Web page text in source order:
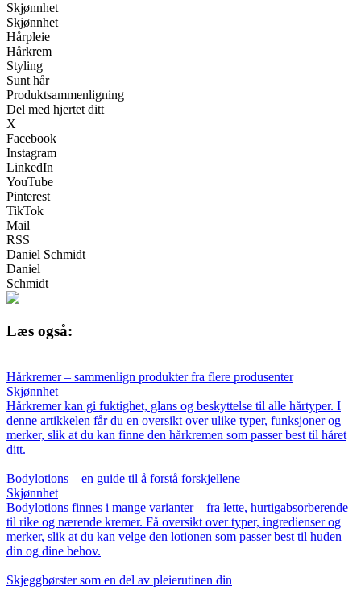
Skjønnhet
Skjønnhet
Hårpleie
Hårkrem
Styling
Sunt hår
Produktsammenligning
Del med hjertet ditt
X
Facebook
Instagram
LinkedIn
YouTube
Pinterest
TikTok
Mail
RSS
Daniel Schmidt
Daniel
Schmidt
Læs også:
Hårkremer – sammenlign produkter fra flere produsenter
Skjønnhet
Hårkremer kan gi fuktighet, glans og beskyttelse til alle hårtyper. I
denne artikkelen får du en oversikt over ulike typer, funksjoner og
merker, slik at du kan finne den hårkremen som passer best til håret
ditt.
Bodylotions – en guide til å forstå forskjellene
Skjønnhet
Bodylotions finnes i mange varianter – fra lette, hurtigabsorberende
til rike og nærende kremer. Få oversikt over typer, ingredienser og
merker, slik at du kan velge den lotionen som passer best til huden
din og dine behov.
Skjeggbørster som en del av pleierutinen din